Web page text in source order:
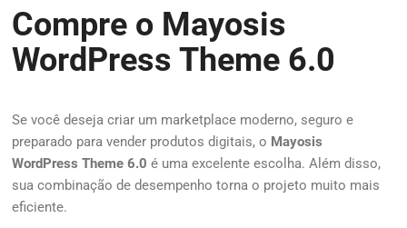
Compre o Mayosis
WordPress Theme 6.0
Se você deseja criar um marketplace moderno, seguro e
preparado para vender produtos digitais, o Mayosis
WordPress Theme 6.0 é uma excelente escolha. Além disso,
sua combinação de desempenho torna o projeto muito mais
eficiente.